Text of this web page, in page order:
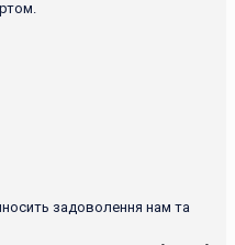
задоволення нам та